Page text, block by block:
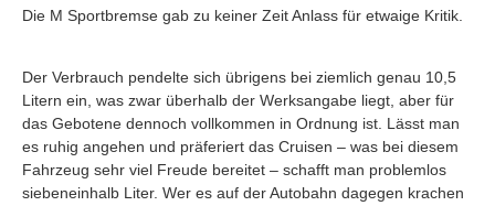
Die M Sportbremse gab zu keiner Zeit Anlass für etwaige Kritik.
Der Verbrauch pendelte sich übrigens bei ziemlich genau 10,5
Litern ein, was zwar überhalb der Werksangabe liegt, aber für
das Gebotene dennoch vollkommen in Ordnung ist. Lässt man
es ruhig angehen und präferiert das Cruisen – was bei diesem
Fahrzeug sehr viel Freude bereitet – schafft man problemlos
siebeneinhalb Liter. Wer es auf der Autobahn dagegen krachen